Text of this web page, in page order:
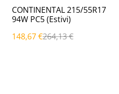
%
CONTINENTAL 215/55R17
94W PC5 (Estivi)
148,67 €264,13 €